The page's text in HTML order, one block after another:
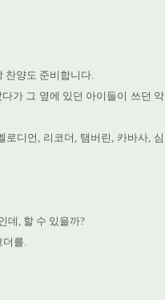
찬양도 준비합니다.
가 그 옆에 있던 아이들이 쓰던 악
로디언, 리코더, 탬버린, 카바사, 심
데, 할 수 있을까?
더를.